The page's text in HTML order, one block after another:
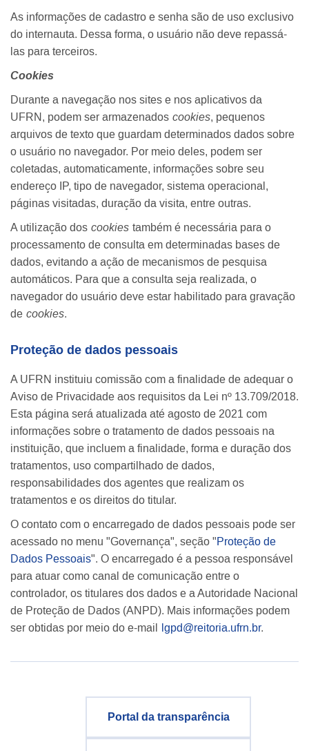
As informações de cadastro e senha são de uso exclusivo
do internauta. Dessa forma, o usuário não deve repassá-
las para terceiros.
Cookies
Durante a navegação nos sites e nos aplicativos da
UFRN, podem ser armazenados cookies, pequenos
arquivos de texto que guardam determinados dados sobre
o usuário no navegador. Por meio deles, podem ser
coletadas, automaticamente, informações sobre seu
endereço IP, tipo de navegador, sistema operacional,
páginas visitadas, duração da visita, entre outras.
A utilização dos cookies também é necessária para o
processamento de consulta em determinadas bases de
dados, evitando a ação de mecanismos de pesquisa
automáticos. Para que a consulta seja realizada, o
navegador do usuário deve estar habilitado para gravação
de cookies.
Proteção de dados pessoais
A UFRN instituiu comissão com a finalidade de adequar o
Aviso de Privacidade aos requisitos da Lei nº 13.709/2018.
Esta página será atualizada até agosto de 2021 com
informações sobre o tratamento de dados pessoais na
instituição, que incluem a finalidade, forma e duração dos
tratamentos, uso compartilhado de dados,
responsabilidades dos agentes que realizam os
tratamentos e os direitos do titular.
O contato com o encarregado de dados pessoais pode ser
acessado no menu "Governança", seção "Proteção de
Dados Pessoais". O encarregado é a pessoa responsável
para atuar como canal de comunicação entre o
controlador, os titulares dos dados e a Autoridade Nacional
de Proteção de Dados (ANPD). Mais informações podem
ser obtidas por meio do e-mail lgpd@reitoria.ufrn.br.
Portal da transparência